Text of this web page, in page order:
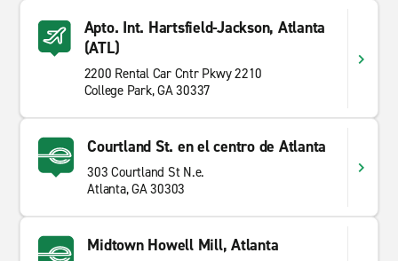
Apto. Int. Hartsfield-Jackson, Atlanta
(ATL)
2200 Rental Car Cntr Pkwy 2210
College Park, GA 30337
Courtland St. en el centro de Atlanta
303 Courtland St N.e.
Atlanta, GA 30303
Midtown Howell Mill, Atlanta